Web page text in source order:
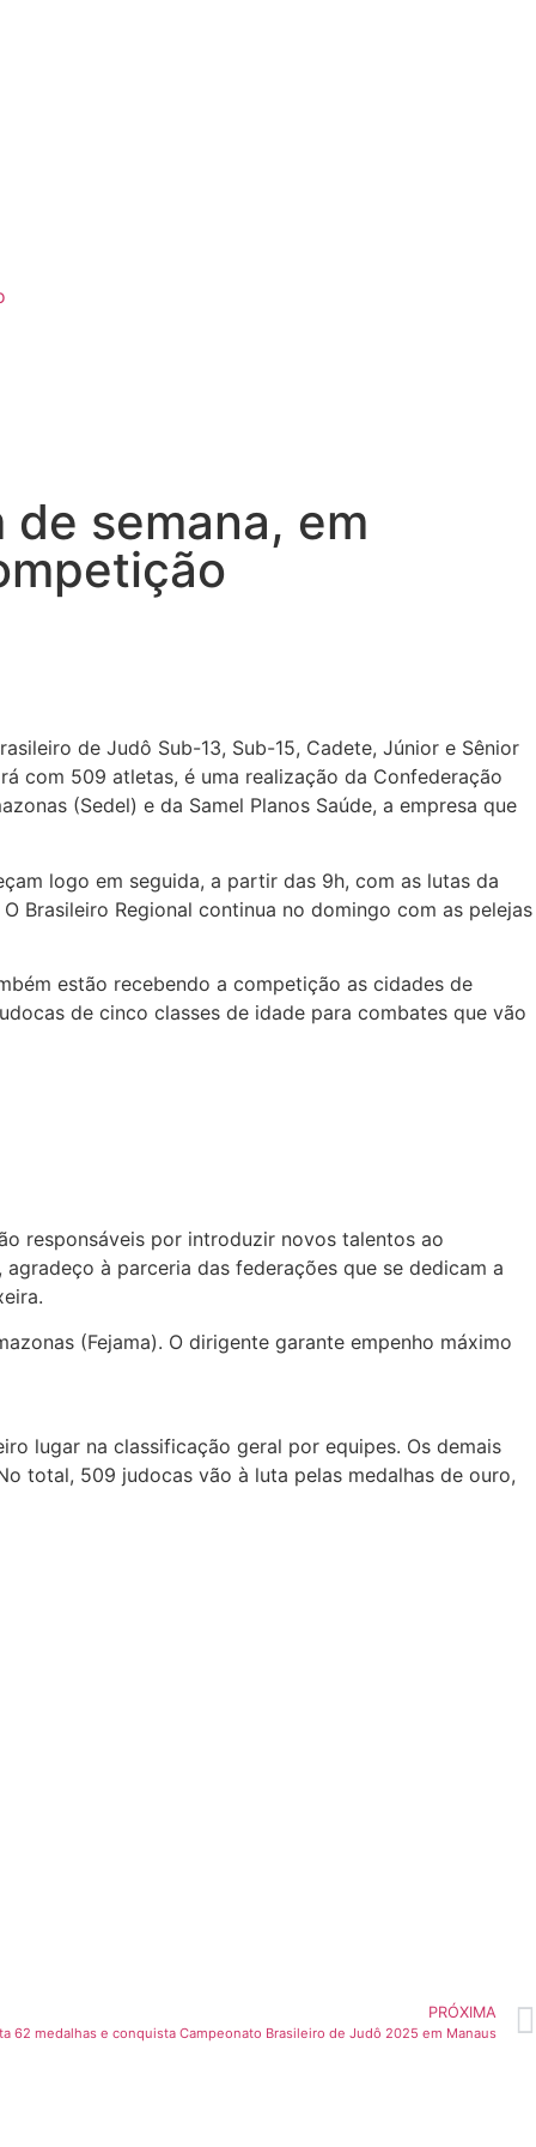
semana, em
de Judô Sub-13, Sub-15, Cadete, Júnior e Sênior
com 509 atletas, é uma realização da Confederação
(Sedel) e da Samel Planos Saúde, a empresa que
logo em seguida, a partir das 9h, com as lutas da
Brasileiro Regional continua no domingo com as pelejas
estão recebendo a competição as cidades de
de cinco classes de idade para combates que vão
responsáveis por introduzir novos talentos ao
à parceria das federações que se dedicam a
(Fejama). O dirigente garante empenho máximo
lugar na classificação geral por equipes. Os demais
total, 509 judocas vão à luta pelas medalhas de ouro,
PRÓXIMA
62 medalhas e conquista Campeonato Brasileiro de Judô 2025 em Manaus